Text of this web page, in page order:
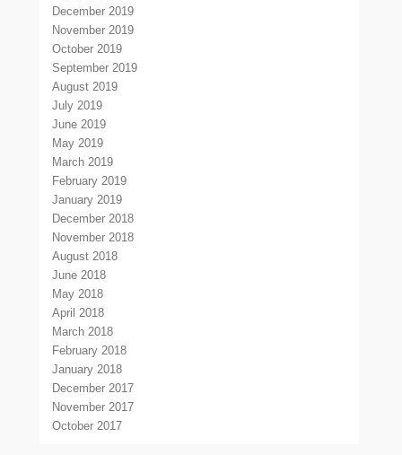
December 2019
November 2019
October 2019
September 2019
August 2019
July 2019
June 2019
May 2019
March 2019
February 2019
January 2019
December 2018
November 2018
August 2018
June 2018
May 2018
April 2018
March 2018
February 2018
January 2018
December 2017
November 2017
October 2017